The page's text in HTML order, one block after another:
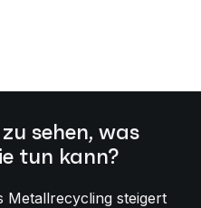
X
sehen, was
tun kann?
steigert